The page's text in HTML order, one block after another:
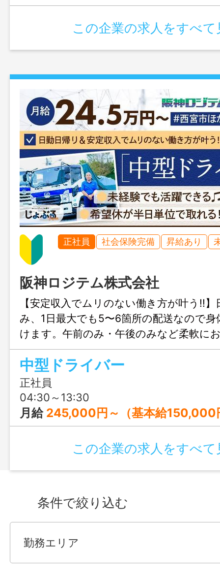
この企業の求人をすべて
正社員 社会保険完備 昇給あり
阪神ロジテム株式会社
【安定収入でムリのない働き方が叶う!!
み、1日最大でも5〜6箇所の配送なので身
けます。午前のみ・午後のみなど柔軟に
きるので、メリハリをつけて働けますよ
中型ドライバー
正社員
04:30～13:30
月給 245,000円～（基本給150,000円＋歩合給95,000円） ※歩合給は、上記の95,000円が最低ラインです
この企業の求人をすべて
条件で絞り込む
勤務エリア